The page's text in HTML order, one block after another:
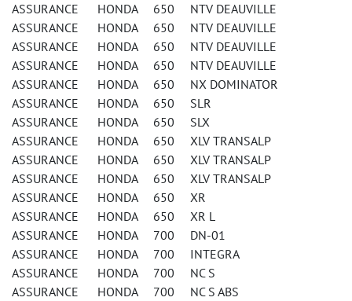
ASSURANCE HONDA 650 NTV DEAUVILLE
ASSURANCE HONDA 650 NTV DEAUVILLE
ASSURANCE HONDA 650 NTV DEAUVILLE
ASSURANCE HONDA 650 NTV DEAUVILLE
ASSURANCE HONDA 650 NX DOMINATOR
ASSURANCE HONDA 650 SLR
ASSURANCE HONDA 650 SLX
ASSURANCE HONDA 650 XLV TRANSALP
ASSURANCE HONDA 650 XLV TRANSALP
ASSURANCE HONDA 650 XLV TRANSALP
ASSURANCE HONDA 650 XR
ASSURANCE HONDA 650 XR L
ASSURANCE HONDA 700 DN-01
ASSURANCE HONDA 700 INTEGRA
ASSURANCE HONDA 700 NC S
ASSURANCE HONDA 700 NC S ABS